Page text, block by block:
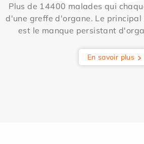
Plus de 14400 malades qui
d'une greffe d'organe. Le
est le manque persistant
En savoir plus